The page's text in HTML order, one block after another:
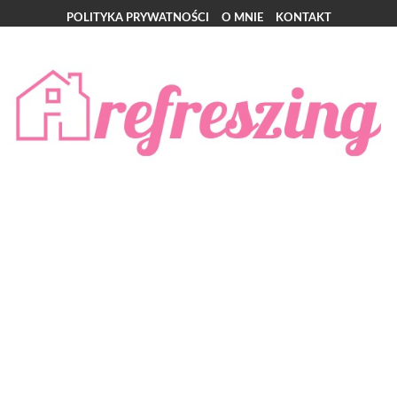
POLITYKA PRYWATNOŚCI O MNIE KONTAKT